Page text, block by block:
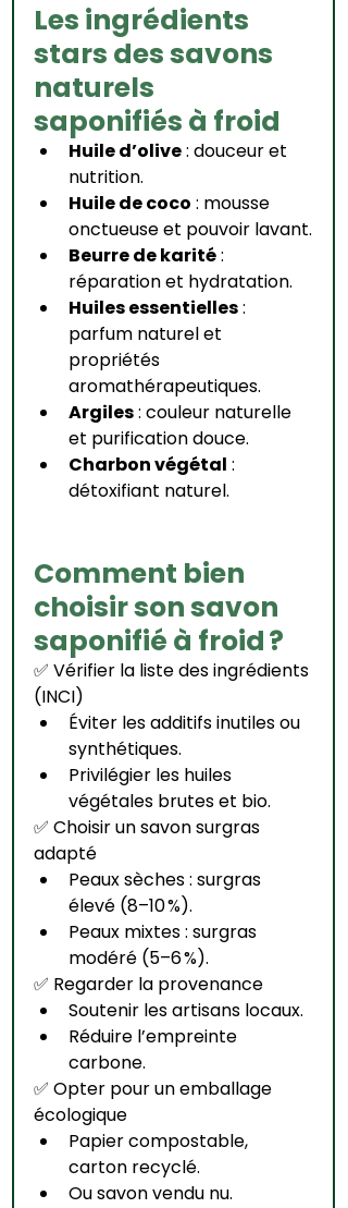
Les ingrédients
stars des savons
naturels
saponifiés à froid
Huile d’olive : douceur et
nutrition.
Huile de coco : mousse
onctueuse et pouvoir lavant.
Beurre de karité :
réparation et hydratation.
Huiles essentielles :
parfum naturel et
propriétés
aromathérapeutiques.
Argiles : couleur naturelle
et purification douce.
Charbon végétal :
détoxifiant naturel.
Comment bien
choisir son savon
saponifié à froid ?
✅ Vérifier la liste des ingrédients
(INCI)
Éviter les additifs inutiles ou
synthétiques.
Privilégier les huiles
végétales brutes et bio.
✅ Choisir un savon surgras
adapté
Peaux sèches : surgras
élevé (8–10 %).
Peaux mixtes : surgras
modéré (5–6 %).
✅ Regarder la provenance
Soutenir les artisans locaux.
Réduire l’empreinte
carbone.
✅ Opter pour un emballage
écologique
Papier compostable,
carton recyclé.
Ou savon vendu nu.